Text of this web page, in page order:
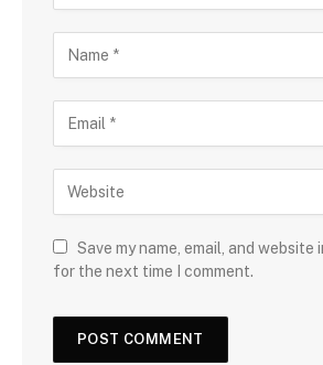
Save my name, email, and website
for the next time I comment.